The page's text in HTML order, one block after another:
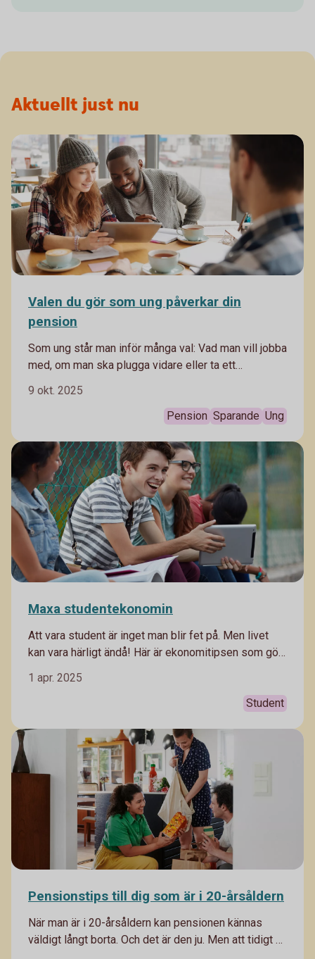
Aktuellt just nu
Valen du gör som ung påverkar din
pension
Som ung står man inför många val: Vad man vill jobba
med, om man ska plugga vidare eller ta ett
avlägsen för de flesta unga. Men de val du gör i tidig
ålder påverkar även din pension och är bra att sätta
9 okt. 2025
Pension Sparande Ung
Maxa studentekonomin
Att vara student är inget man blir fet på. Men livet
kan vara härligt ändå! Här är ekonomitipsen som gör
1 apr. 2025
Student
Pensionstips till dig som är i 20-årsåldern
När man är i 20-årsåldern kan pensionen kännas
väldigt långt borta. Och det är den ju. Men att tidigt ha